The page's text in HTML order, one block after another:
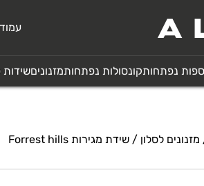
ספות נפתחותקונסולות נפתחותמזנוניםשידות
מזנונים לסלון / שידת מגירות Forrest hills